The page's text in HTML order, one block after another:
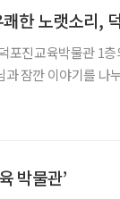
한 노랫소리,
포진교육박물관 1
잠깐 이야기를 나
박물관’